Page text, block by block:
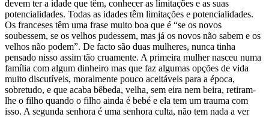
devem ter a idade que têm, conhecer as limitações e as suas
potencialidades. Todas as idades têm limitações e potencialidades.
Os franceses têm uma frase muito boa que é “se os novos
soubessem, se os velhos pudessem, mas já os novos não sabem e os
velhos não podem”. De facto são duas mulheres, nunca tinha
pensado nisso assim tão cruamente. A primeira mulher nasceu numa
família com algum dinheiro mas que faz algumas opções de vida
muito discutíveis, moralmente pouco aceitáveis para a época,
sobretudo, e que acaba bêbeda, velha, sem eira nem beira, retiram-
lhe o filho quando o filho ainda é bebé e ela tem um trauma com
isso. A segunda senhora é uma senhora culta, não tem nada a ver